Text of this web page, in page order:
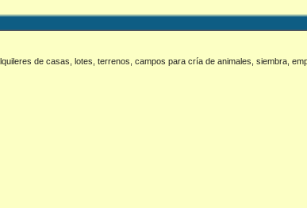
de casas, lotes, terrenos, campos para cría de animales, siembra,